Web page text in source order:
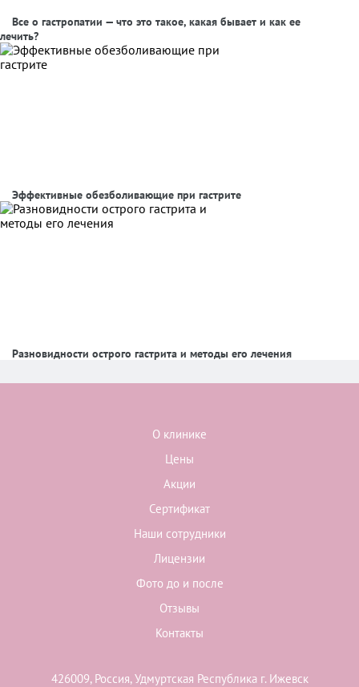
Все о гастропатии — что это такое, какая бывает и как ее
лечить?
Эффективные обезболивающие при гастрите
Разновидности острого гастрита и методы его лечения
О клинике
Цены
Акции
Сертификат
Наши сотрудники
Лицензии
Фото до и после
Отзывы
Контакты
426009, Россия, Удмуртская Республика г. Ижевск